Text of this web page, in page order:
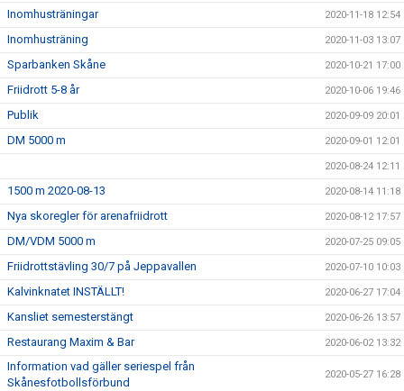
Inomhusträningar 2020-11-18 12:54
Inomhusträning 2020-11-03 13:07
Sparbanken Skåne 2020-10-21 17:00
Friidrott 5-8 år 2020-10-06 19:46
Publik 2020-09-09 20:01
DM 5000 m 2020-09-01 12:01
2020-08-24 12:11
1500 m 2020-08-13 2020-08-14 11:18
Nya skoregler för arenafriidrott 2020-08-12 17:57
DM/VDM 5000 m 2020-07-25 09:05
Friidrottstävling 30/7 på Jeppavallen 2020-07-10 10:03
Kalvinknatet INSTÄLLT! 2020-06-27 17:04
Kansliet semesterstängt 2020-06-26 13:57
Restaurang Maxim & Bar 2020-06-02 13:32
Information vad gäller seriespel från
Skånesfotbollsförbund
2020-05-27 16:28